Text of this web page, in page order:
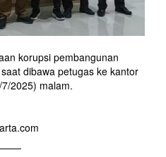
korupsi pembangunan
dibawa petugas ke kantor
2025) malam.